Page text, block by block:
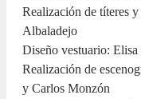
Realización de títeres
Albaladejo
Diseño vestuario: Elisa
Realización de
y Carlos Monzón